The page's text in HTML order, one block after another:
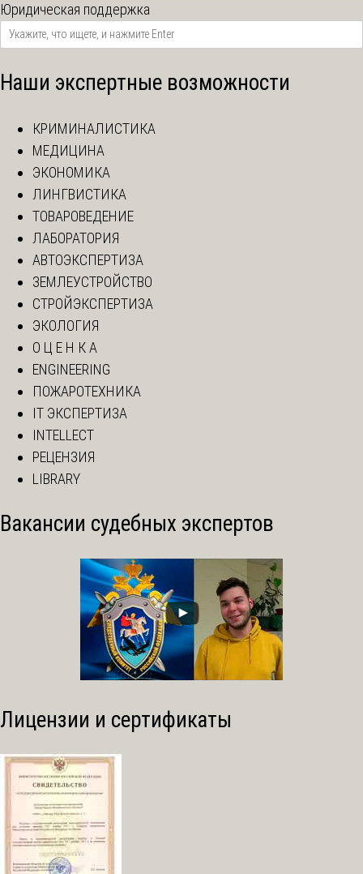
Юридическая поддержка
Наши экспертные возможности
КРИМИНАЛИСТИКА
МЕДИЦИНА
ЭКОНОМИКА
ЛИНГВИСТИКА
ТОВАРОВЕДЕНИЕ
ЛАБОРАТОРИЯ
АВТОЭКСПЕРТИЗА
ЗЕМЛЕУСТРОЙСТВО
СТРОЙЭКСПЕРТИЗА
ЭКОЛОГИЯ
О Ц Е Н К А
ENGINEERING
ПОЖАРОТЕХНИКА
IT ЭКСПЕРТИЗА
INTELLECT
РЕЦЕНЗИЯ
LIBRARY
Вакансии судебных экспертов
Лицензии и сертификаты